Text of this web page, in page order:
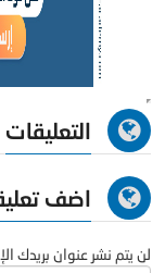
التعليقات
اضف
لن يتم نشر عنوان بريدك